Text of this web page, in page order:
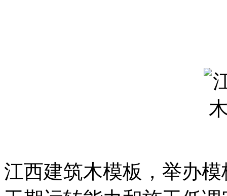
江西建筑木模板，举办